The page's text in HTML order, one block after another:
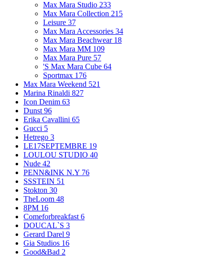
Max Mara Studio 233
Max Mara Collection 215
Leisure 37
Max Mara Accessories 34
Max Mara Beachwear 18
Max Mara MM 109
Max Mara Pure 57
'S Max Mara Cube 64
Sportmax 176
Max Mara Weekend 521
Marina Rinaldi 827
Icon Denim 63
Dunst 96
Erika Cavallini 65
Gucci 5
Hetrego 3
LE17SEPTEMBRE 19
LOULOU STUDIO 40
Nude 42
PENN&INK N.Y 76
SSSTEIN 51
Stokton 30
TheLoom 48
8PM 16
Comeforbreakfast 6
DOUCAL`S 3
Gerard Darel 9
Gia Studios 16
Good&Bad 2